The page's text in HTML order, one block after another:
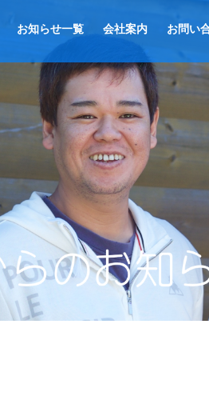
お知らせ一覧 会社案内 お問い